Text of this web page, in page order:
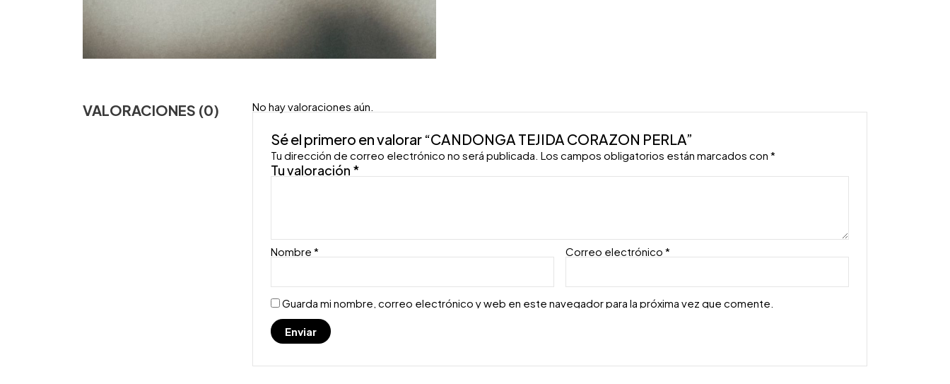
VALORACIONES (0) No hay valoraciones aún.
Sé el primero en valorar “CANDONGA TEJIDA CORAZON PERLA”
Tu dirección de correo electrónico no será publicada. Los campos obligatorios están marcados con*
Tu valoración *
Nombre* Correo electrónico*
Guarda mi nombre, correo electrónico y web en este navegador para la próxima vez que comente.